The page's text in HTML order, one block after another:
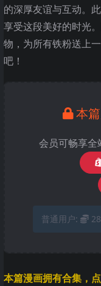
的深厚友谊与互动。
享受这段美好的时光
物，为所有铁粉送上
吧！
本
会员可畅享全
普通用户:
本篇漫画拥有合集，